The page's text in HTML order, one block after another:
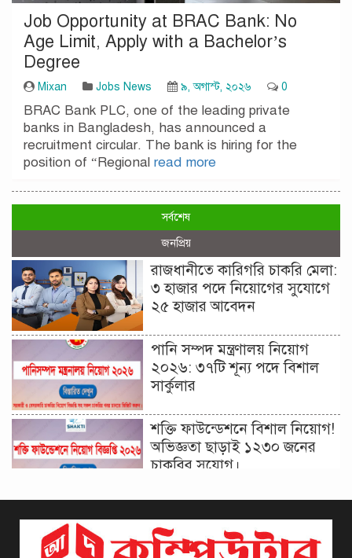
Job Opportunity at BRAC Bank: No
Age Limit, Apply with a Bachelor’s
Degree
Mixan Jobs News ৯, অগাস্ট, ২০২৬ 0
BRAC Bank PLC, one of the leading private
banks in Bangladesh, has announced a
recruitment circular. The bank is hiring for the
position of “Regional read more
সর্বশেষ
জনপ্রিয়
রাজধানীতে কারিগরি চাকরি মেলা:
৩ হাজার পদে নিয়োগের সুযোগে
২৫ হাজার আবেদন
পানি সম্পদ মন্ত্রণালয় নিয়োগ
২০২৬: ৩৭টি শূন্য পদে বিশাল
সার্কুলার
শক্তি ফাউন্ডেশনে বিশাল নিয়োগ!
অভিজ্ঞতা ছাড়াই ১২৩০ জনের
চাকরির সুযোগ।
বিজ্ঞপ্তি ২০২৬ | Taxes Zone
Dinajpur Job Circular 2026